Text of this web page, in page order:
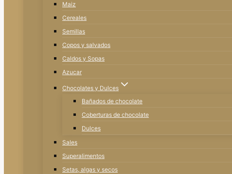
Maiz
Cereales
Semillas
Copos y salvados
Caldos y Sopas
Azucar
Chocolates y Dulces
Bañados de chocolate
Coberturas de chocolate
Dulces
Sales
Superalimentos
Setas, algas y secos